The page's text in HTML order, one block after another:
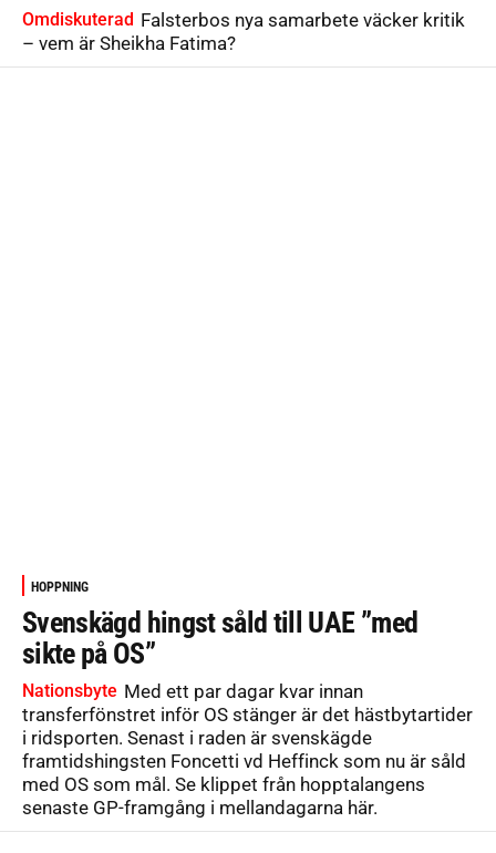
Omdiskuterad Falsterbos nya samarbete väcker kritik
– vem är Sheikha Fatima?
HOPPNING
Svenskägd hingst såld till UAE ”med
sikte på OS”
Nationsbyte Med ett par dagar kvar innan
transferfönstret inför OS stänger är det hästbytartider
i ridsporten. Senast i raden är svenskägde
framtidshingsten Foncetti vd Heffinck som nu är såld
med OS som mål. Se klippet från hopptalangens
senaste GP-framgång i mellandagarna här.